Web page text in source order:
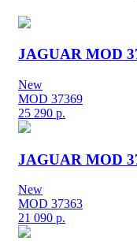
JAGUAR MOD
New
MOD 37369
25 290 р.
JAGUAR MOD
New
MOD 37363
21 090 р.